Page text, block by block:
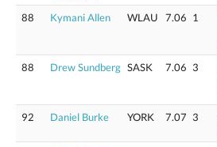
88
Kymani Allen WLAU 7.06 1
88 Drew Sundberg SASK 7.06 3
92 Daniel Burke YORK 7.07 3